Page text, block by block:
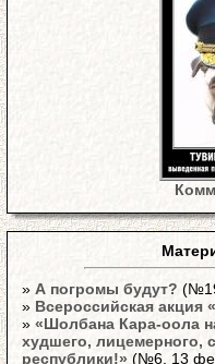
» А погромы будут?
» Всероссийская акция
» «Шолбана Кара-оола
худшего, лицемерного,
республики!» (№6, 13